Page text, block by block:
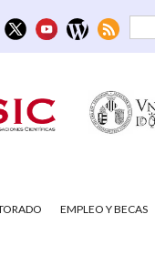
EMPLEO Y BECAS